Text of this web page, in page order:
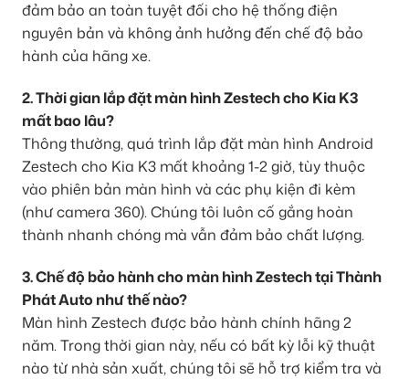
đảm bảo an toàn tuyệt đối cho hệ thống điện
nguyên bản và không ảnh hưởng đến chế độ bảo
hành của hãng xe.
2. Thời gian lắp đặt màn hình Zestech cho Kia K3
mất bao lâu?
Thông thường, quá trình lắp đặt màn hình Android
Zestech cho Kia K3 mất khoảng 1-2 giờ, tùy thuộc
vào phiên bản màn hình và các phụ kiện đi kèm
(như camera 360). Chúng tôi luôn cố gắng hoàn
thành nhanh chóng mà vẫn đảm bảo chất lượng.
3. Chế độ bảo hành cho màn hình Zestech tại Thành
Phát Auto như thế nào?
Màn hình Zestech được bảo hành chính hãng 2
năm. Trong thời gian này, nếu có bất kỳ lỗi kỹ thuật
nào từ nhà sản xuất, chúng tôi sẽ hỗ trợ kiểm tra và